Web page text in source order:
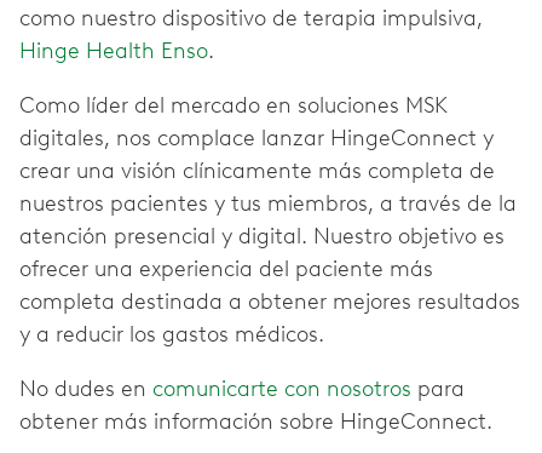
como nuestro dispositivo de terapia impulsiva,
Hinge Health Enso.
Como líder del mercado en soluciones MSK
digitales, nos complace lanzar HingeConnect y
crear una visión clínicamente más completa de
nuestros pacientes y tus miembros, a través de la
atención presencial y digital. Nuestro objetivo es
ofrecer una experiencia del paciente más
completa destinada a obtener mejores resultados
y a reducir los gastos médicos.
No dudes en comunicarte con nosotros para
obtener más información sobre HingeConnect.